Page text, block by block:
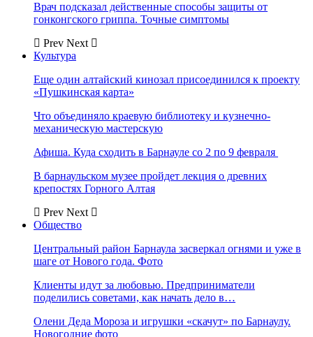
Врач подсказал действенные способы защиты от
гонконгского гриппа. Точные симптомы
Prev Next
Культура
Еще один алтайский кинозал присоединился к проекту
«Пушкинская карта»
Что объединяло краевую библиотеку и кузнечно-
механическую мастерскую
Афиша. Куда сходить в Барнауле со 2 по 9 февраля
В барнаульском музее пройдет лекция о древних
крепостях Горного Алтая
Prev Next
Общество
Центральный район Барнаула засверкал огнями и уже в
шаге от Нового года. Фото
Клиенты идут за любовью. Предприниматели
поделились советами, как начать дело в…
Олени Деда Мороза и игрушки «скачут» по Барнаулу.
Новогодние фото